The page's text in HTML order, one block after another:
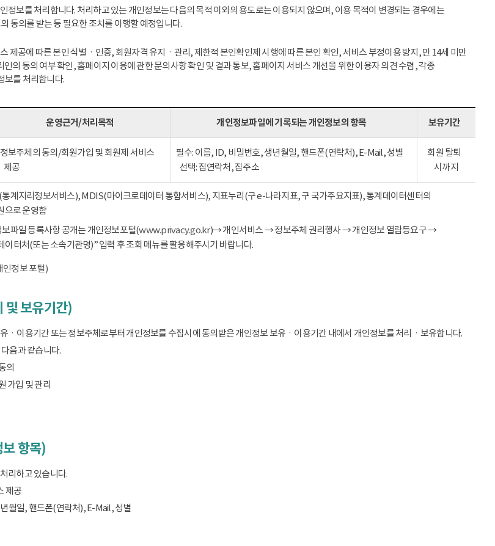
정보를 처리합니다. 처리하고 있는 개인정보는 다음의 목적 이외의 용도로는 이용되지 않으며, 이용 목적이 변경되는 경우에는
동의를 받는 등 필요한 조치를 이행할 예정입니다.
제공에 따른 본인 식별ㆍ인증, 회원자격 유지ㆍ관리, 제한적 본인확인제 시행에 따른 본인 확인, 서비스 부정이용 방지, 만 14세 미만
의 동의 여부 확인, 홈페이지 이용에 관한 문의사항 확인 및 결과 통보, 홈페이지 서비스 개선을 위한 이용자 의견 수렴, 각종
보를 처리합니다.
운영근거/처리목적 개인정보파일에 기록되는 개인정보의 항목 보유기간
정보주체의 동의/회원가입 및 회원제 서비스
제공
필수: 이름, ID, 비밀번호, 생년월일, 핸드폰(연락처), E-Mail, 성별
선택: 집연락처, 집주소
회원 탈퇴
시까지
계지리정보서비스), MDIS(마이크로데이터 통합서비스), 지표누리(구 e-나라지표, 구 국가주요지표), 통계데이터센터의
으로 운영함
파일 등록사항 공개는 개인정보포털(www.privacy.go.kr)→ 개인서비스 → 정보주체 권리행사 → 개인정보 열람등요구 →
터처(또는 소속기관명)” 입력 후 조회 메뉴를 활용해주시기 바랍니다.
정보 포털)
및 보유기간)
ㆍ이용기간 또는 정보주체로부터 개인정보를 수집시에 동의받은 개인정보 보유ㆍ이용기간 내에서 개인정보를 처리ㆍ보유합니다.
음과 같습니다.
의
가입 및 관리
항목)
리하고 있습니다.
제공
월일, 핸드폰(연락처), E-Mail, 성별